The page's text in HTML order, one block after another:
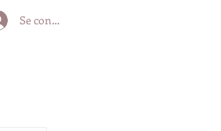
Se connecter